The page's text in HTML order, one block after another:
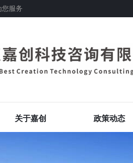
您服务
关于嘉创 政策动态